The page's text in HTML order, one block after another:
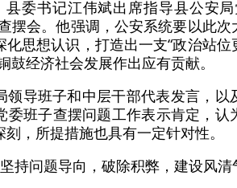
县委书记江伟斌出席指导县公安
摆会。他强调，公安系统要以此
化思想认识，打造出一支“政治站
鼓经济社会发展作出应有贡献。
领导班子和中层干部代表发言，以
委班子查摆问题工作表示肯定，
，所提措施也具有一定针对性。
持问题导向，破除积弊，建设风